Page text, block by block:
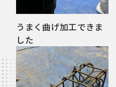
うまく曲げ加工できま
した